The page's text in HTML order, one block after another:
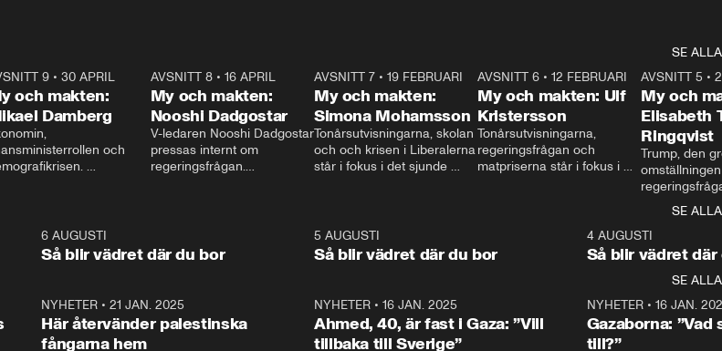
SE ALLA
9• 30 APRIL
och makten:
Damberg
och
och Makten.
AVSNITT 8• 16 APRIL
My och makten:
Nooshi Dadgostar
V-ledaren Nooshi Dadgostar
pressas internt om
regeringsfrågan.
– Vi ställer upp i val. Ska vi
vara med så sitter vi förstås
24:30
AVSNITT 7• 19 FEBRUARI
My och makten:
Simona Mohamsson
Tonårsutvisningarna, skolan
och och krisen i Liberalerna
står i fokus i det sjunde
kommentator My
Rohwedder ställer
utbildnings- och
Mohamsson till svars.
27:30
AVSNITT 6 •12 FEBRUARI
My och makten: Ulf
Kristersson
Tonårsutvisningarna,
regeringsfrågan och
matpriserna står i fokus i
Rohwedder ställer
statsminister Ulf Kristersson
AVSNITT 5 •
My och
Elisabeth
Ringqvist
Trump, den
centrum i
avsnittet av
Makten”. Se
Aftonbladets
Rohwedder
Thand Ring
SE ALLA
1:066 AUGUSTI
Så blir vädret där du bor
5 AUGUSTI
Så blir vädret där du bor
4 AUGUSTI
Så blir vädret där
SE ALLA
NYHETER •21 JAN. 2025
Här återvänder palestinska
fångarna hem
NYHETER• 16 JAN. 2025
Ahmed, 40, är fast i Gaza: ”Vill
tillbaka till Sverige”
NYHETER• 16 JAN.
Gazaborna:
till?”